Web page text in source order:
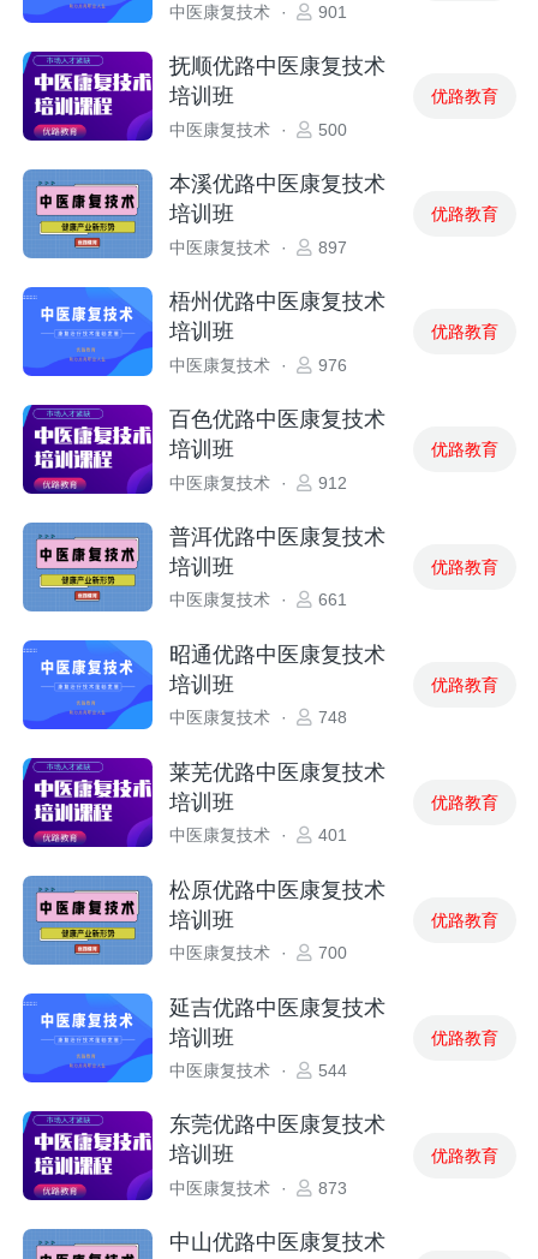
中医康复技术 · 901
抚顺优路中医康复技术
培训班
中医康复技术 · 500
优路教育
本溪优路中医康复技术
培训班
中医康复技术 · 897
优路教育
梧州优路中医康复技术
培训班
中医康复技术 · 976
优路教育
百色优路中医康复技术
培训班
中医康复技术 · 912
优路教育
普洱优路中医康复技术
培训班
中医康复技术 · 661
优路教育
昭通优路中医康复技术
培训班
中医康复技术 · 748
优路教育
莱芜优路中医康复技术
培训班
中医康复技术 · 401
优路教育
松原优路中医康复技术
培训班
中医康复技术 · 700
优路教育
延吉优路中医康复技术
培训班
中医康复技术 · 544
优路教育
东莞优路中医康复技术
培训班
中医康复技术 · 873
优路教育
中山优路中医康复技术